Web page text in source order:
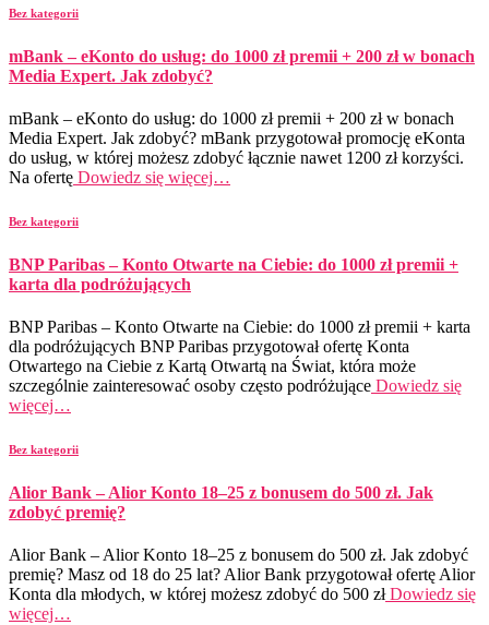
Bez kategorii
mBank – eKonto do usług: do 1000 zł premii + 200 zł w bonach
Media Expert. Jak zdobyć?
mBank – eKonto do usług: do 1000 zł premii + 200 zł w bonach
Media Expert. Jak zdobyć? mBank przygotował promocję eKonta
do usług, w której możesz zdobyć łącznie nawet 1200 zł korzyści.
Na ofertę Dowiedz się więcej…
Bez kategorii
BNP Paribas – Konto Otwarte na Ciebie: do 1000 zł premii +
karta dla podróżujących
BNP Paribas – Konto Otwarte na Ciebie: do 1000 zł premii + karta
dla podróżujących BNP Paribas przygotował ofertę Konta
Otwartego na Ciebie z Kartą Otwartą na Świat, która może
szczególnie zainteresować osoby często podróżujące Dowiedz się
więcej…
Bez kategorii
Alior Bank – Alior Konto 18–25 z bonusem do 500 zł. Jak
zdobyć premię?
Alior Bank – Alior Konto 18–25 z bonusem do 500 zł. Jak zdobyć
premię? Masz od 18 do 25 lat? Alior Bank przygotował ofertę Alior
Konta dla młodych, w której możesz zdobyć do 500 złDowiedz się
więcej…